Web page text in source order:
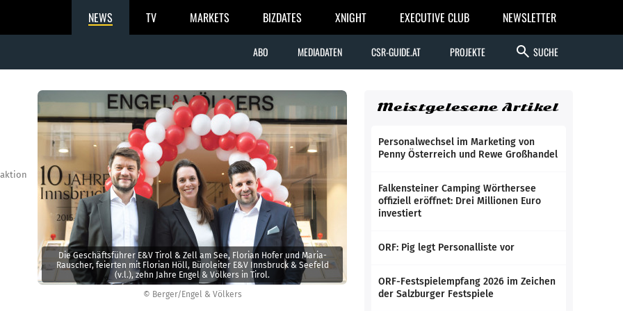
NEWS TV MARKETS BIZDATES XNIGHT EXECUTIVE CLUB NEWSLETTER
ABO MEDIADATEN CSR-GUIDE.AT PROJEKTE search SUCHE
© Berger/Engel & Völkers
Die Geschäftsführer E&V Tirol & Zell am See, Florian Hofer und Maria ­
Rauscher, feierten mit Florian Höll, Büroleiter E&V Innsbruck & Seefeld
(v.l.), zehn Jahre Engel & Völkers in Tirol.
Meistgelesene Artikel
Personalwechsel im Marketing von
Penny Österreich und Rewe Großhandel
Falkensteiner Camping Wörthersee
offiziell eröffnet: Drei Millionen Euro
investiert
ORF: Pig legt Personalliste vor
ORF-Festspielempfang 2026 im Zeichen
der Salzburger Festspiele